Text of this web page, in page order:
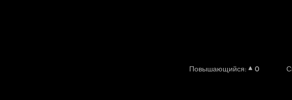
Повышающийся: 0